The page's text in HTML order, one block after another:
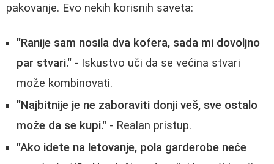
pakovanje. Evo nekih korisnih saveta:
"Ranije sam nosila dva kofera, sada mi dovoljno
par stvari." - Iskustvo uči da se većina stvari
može kombinovati.
"Najbitnije je ne zaboraviti donji veš, sve ostalo
može da se kupi." - Realan pristup.
"Ako idete na letovanje, pola garderobe neće